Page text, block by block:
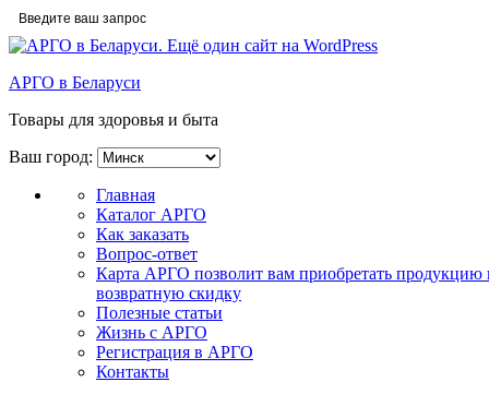
АРГО в Беларуси
Товары для здоровья и быта
Ваш город:
Главная
Каталог АРГО
Как заказать
Вопрос-ответ
Карта АРГО позволит вам приобретать продукцию
возвратную скидку
Полезные статьи
Жизнь с АРГО
Регистрация в АРГО
Контакты